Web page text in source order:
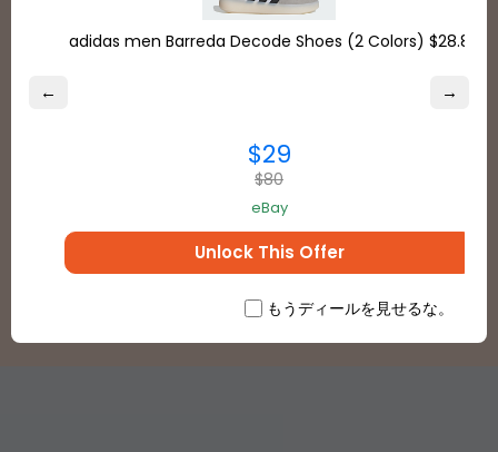
割引になり、大幅にお得です。配送先住所を無料で取得
国際配送料が最大80%オフ、さらに米国の消費税もか
かりません！
登録する
← →
adidas men Barreda Decode Shoes (2 Colors) $28.8
$29
$80
eBay
Unlock This Offer
もうディールを見せるな。